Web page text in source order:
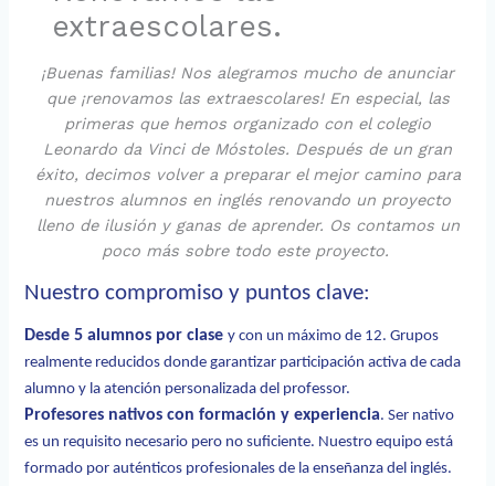
extraescolares.
¡Buenas familias! Nos alegramos mucho de anunciar
que ¡renovamos las extraescolares! En especial, las
primeras que hemos organizado con el colegio
Leonardo da Vinci de Móstoles. Después de un gran
éxito, decimos volver a preparar el mejor camino para
nuestros alumnos en inglés renovando un proyecto
lleno de ilusión y ganas de aprender. Os contamos un
poco más sobre todo este proyecto.
Nuestro compromiso y puntos clave:
Desde 5 alumnos por clasey con un máximo de 12. Grupos
realmente reducidos donde garantizar participación activa de cada
alumno y la atención personalizada del professor.
Profesores nativos con formación y experiencia. Ser nativo
es un requisito necesario pero no suficiente. Nuestro equipo está
formado por auténticos profesionales de la enseñanza del inglés.